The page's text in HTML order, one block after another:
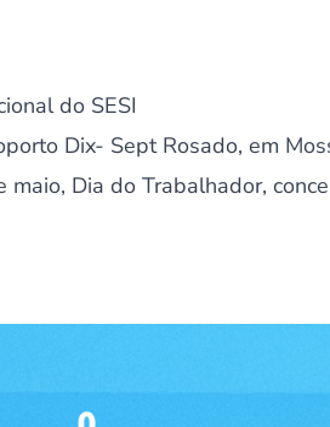
do SESI
Dix- Sept Rosado, em
maio, Dia do Trabalhador,